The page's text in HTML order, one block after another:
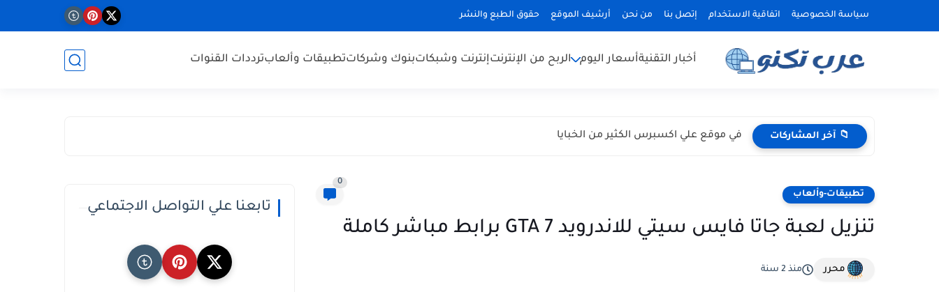
سياسة الخصوصية اتفاقية الاستخدام إتصل بنا من نحن أرشيف الموقع حقوق الطبع والنشر
أخبار التقنيةأسعار اليوم الربح من الإنترنتإنترنت وشبكاتبنوك وشركاتتطبيقات وألعابترددات القنوات
📁 آخر المشاركات تطبيقات IPTV والأجهزة المتوافقة: خطوات إعداد تجربة مشاهدة مستقرة
تطبيقات-وألعاب
0
تنزيل لعبة جاتا فايس سيتي للاندرويد GTA 7 برابط مباشر كاملة
محرر منذ 2 سنة
تابعنا علي التواصل الاجتماعي